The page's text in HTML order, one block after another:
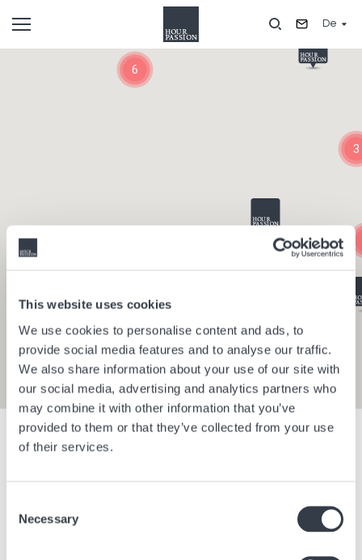
This website uses cookies
We use cookies to personalise content and ads, to
provide social media features and to analyse our traffic.
We also share information about your use of our site with
our social media, advertising and analytics partners who
may combine it with other information that you’ve
provided to them or that they’ve collected from your use
of their services.
Selection
Necessary
zum
De
Filter anzeigen
Berlin
6
3